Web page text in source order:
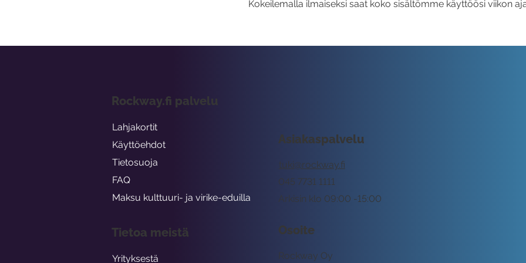
Kokeilemalla ilmaiseksi saat koko sisältömme käyttöösi viikon
Asiakaspalvelu
tuki@rockway.fi
Arkisin klo 09:00 -15:00
045 7731 1111
Osoite
Rockway Oy
Rockway.fi palvelu
Lahjakortit
Käyttöehdot
Tietosuoja
FAQ
Maksu kulttuuri- ja virike-eduilla
Tietoa meistä
Yrityksestä